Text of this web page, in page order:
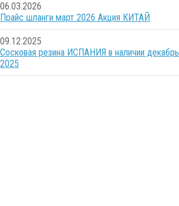
06.03.2026
Прайс шланги март 2026 Акция КИТАЙ
09.12.2025
Сосковая резина ИСПАНИЯ в наличии декабрь
2025